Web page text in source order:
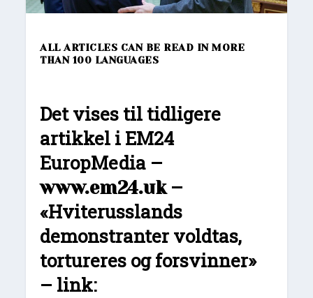
ALL ARTICLES CAN BE READ IN MORE
THAN 100 LANGUAGES
Det vises til tidligere
artikkel i EM24
EuropMedia –
www.em24.uk–
«Hviterusslands
demonstranter voldtas,
tortureres og forsvinner»
– link: